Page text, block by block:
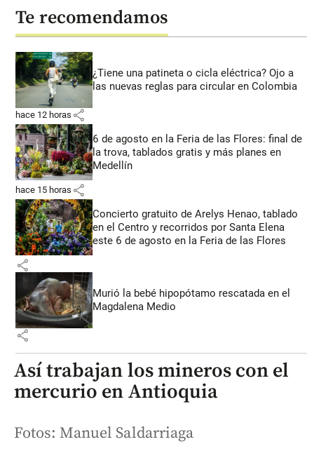
Te recomendamos
¿Tiene una patineta o cicla eléctrica? Ojo a
las nuevas reglas para circular en Colombia
hace 12 horas share
6 de agosto en la Feria de las Flores: final de
la trova, tablados gratis y más planes en
Medellín
hace 15 horas share
Concierto gratuito de Arelys Henao, tablado
en el Centro y recorridos por Santa Elena
este 6 de agosto en la Feria de las Flores
share
Murió la bebé hipopótamo rescatada en el
Magdalena Medio
share
Así trabajan los mineros con el
mercurio en Antioquia
Fotos: Manuel Saldarriaga